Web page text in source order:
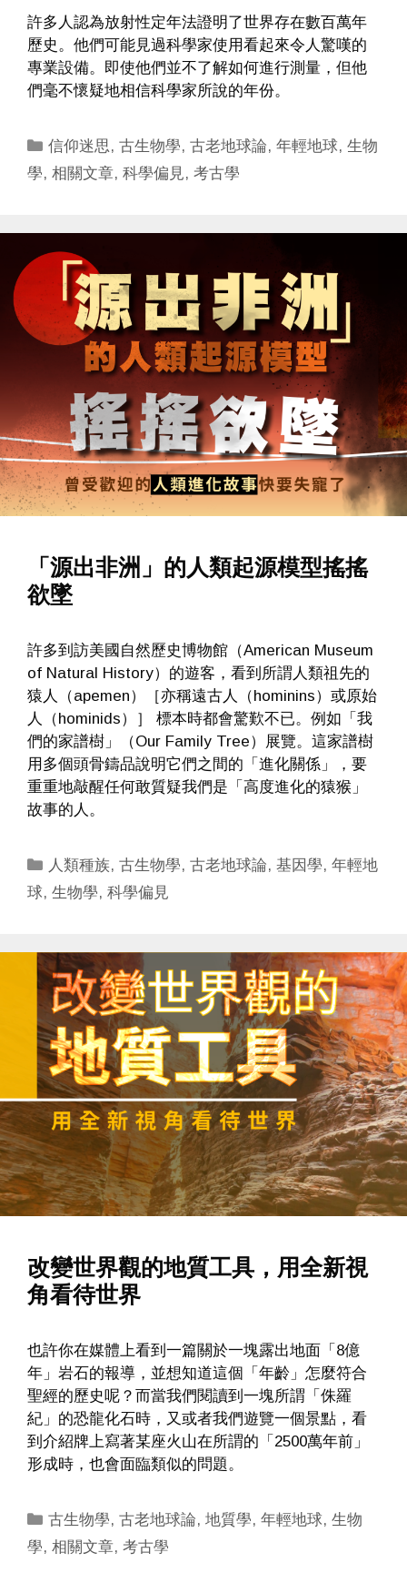
許多人認為放射性定年法證明了世界存在數百萬年
歷史。他們可能見過科學家使用看起來令人驚嘆的
專業設備。即使他們並不了解如何進行測量，但他
們毫不懷疑地相信科學家所說的年份。
Categories
信仰迷思 ,古生物學,古老地球論,年輕地球,生物
學, 相關文章, 科學偏見, 考古學
「源出非洲」的人類起源模型搖搖
欲墜
許多到訪美國自然歷史博物館（American Museum
of Natural History）的遊客，看到所謂人類祖先的
猿人（apemen）［亦稱遠古人（hominins）或原始
人（hominids）］ 標本時都會驚歎不已。例如「我
們的家譜樹」（Our Family Tree）展覽。這家譜樹
用多個頭骨鑄品說明它們之間的「進化關係」，要
重重地敲醒任何敢質疑我們是「高度進化的猿猴」
故事的人。
Categories
人類種族,古生物學,古老地球論,基因學,年輕地
球, 生物學, 科學偏見
改變世界觀的地質工具，用全新視
角看待世界
也許你在媒體上看到一篇關於一塊露出地面「8億
年」岩石的報導，並想知道這個「年齡」怎麼符合
聖經的歷史呢？而當我們閱讀到一塊所謂「侏羅
紀」的恐龍化石時，又或者我們遊覽一個景點，看
到介紹牌上寫著某座火山在所謂的「2500萬年前」
形成時，也會面臨類似的問題。
Categories
古生物學,古老地球論,地質學,年輕地球,生物
學, 相關文章, 考古學